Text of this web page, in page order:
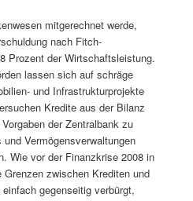
mitgerechnet werde,
nach Fitch-
Prozent der Wirtschaftsleistung.
lassen sich auf schräge
und Infrastrukturprojekte
Kredite aus der Bilanz
der Zentralbank zu
Vermögensverwaltungen
Wie vor der Finanzkrise 2008 in
zwischen Krediten und
gegenseitig verbürgt,